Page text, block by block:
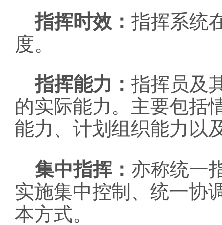
指挥时效 ： 指挥系统
度。
指挥能力 ： 指挥员及
的实际能力。主要包括
能力、计划组织能力以
集中指挥 ： 亦称统一
实施集中控制、统一协
本方式。